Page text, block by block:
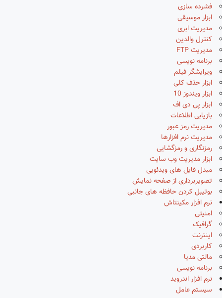
فشرده سازی
ابزار موسیقی
مدیریت ابری
کنترل والدین
مدیریت FTP
برنامه نویسی
ویرایشگر فیلم
ابزار حذف کلی
ابزار ویندوز 10
ابزار پی دی اف
بازیابی اطلاعات
مدیریت رمز عبور
مدیریت نرم افزارها
رمزنگاری و رمزگشایی
ابزار مدیریت وب سایت
مبدل فایل های ویدئویی
تصویربرداری از صفحه نمایش
بوتیبل کردن حافظه های جانبی
نرم افزار مکینتاش
امنیتی
گرافیک
اینترنت
کاربردی
مالتی مدیا
برنامه نویسی
نرم افزار اندروید
سیستم عامل